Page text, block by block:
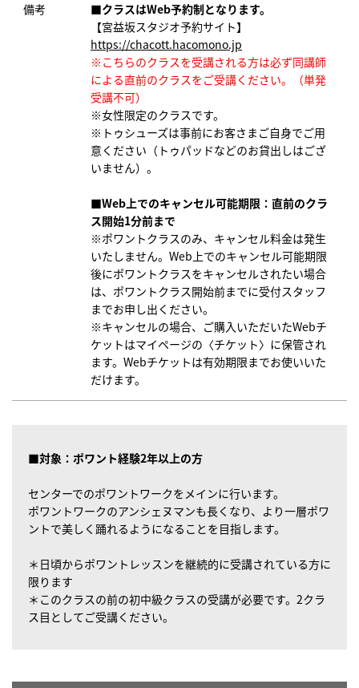
備考
■クラスはWeb予約制となります。
【宮益坂スタジオ予約サイト】
https://chacott.hacomono.jp
※こちらのクラスを受講される方は必ず同講師
による直前のクラスをご受講ください。（単発
受講不可）
※女性限定のクラスです。
※トゥシューズは事前にお客さまご自身でご用
意ください（トゥパッドなどのお貸出しはござ
いません）。
■Web上でのキャンセル可能期限：直前のクラ
ス開始1分前まで
※ポワントクラスのみ、キャンセル料金は発生
いたしません。Web上でのキャンセル可能期限
後にポワントクラスをキャンセルされたい場合
は、ポワントクラス開始前までに受付スタッフ
までお申し出ください。
※キャンセルの場合、ご購入いただいたWebチ
ケットはマイページの〈チケット〉に保管され
ます。Webチケットは有効期限までお使いいた
だけます。
■対象：ポワント経験2年以上の方
センターでのポワントワークをメインに行います。
ポワントワークのアンシェヌマンも長くなり、より一層ポワ
ントで美しく踊れるようになることを目指します。
＊日頃からポワントレッスンを継続的に受講されている方に
限ります
＊このクラスの前の初中級クラスの受講が必要です。2クラ
ス目としてご受講ください。